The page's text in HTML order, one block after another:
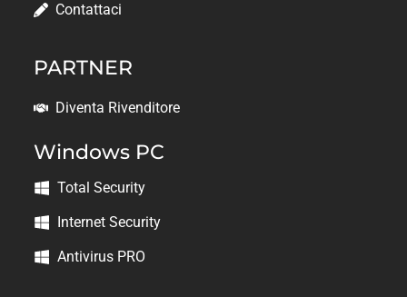
Contattaci
PARTNER
Diventa Rivenditore
Windows PC
Total Security
Internet Security
Antivirus PRO